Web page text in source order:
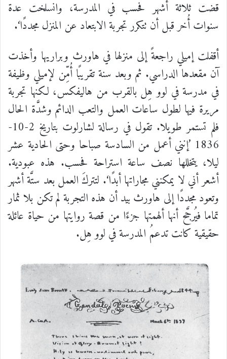
قضت ثلاثة أشهر فحسب في المدرسة، وانسلخت عدة
سنواتأُخرقبلأن تتكررتجربةالابتعاد عن المنزلمجددًا‘.
أقفلت إميلي راجعةً إلى منزلها في هاورث وبراريها وأخذت
آن مقعدها الدراسي. ثم وبعد سنةتقريبًا أُمِّن لإميلي وظيفة
في مدرسةفي لوو هِل بالقرب من هاليفكس، لكنها تجربة
مريرة فيها لطول ساعات العمل والتعب الدائم وشدَّة الحال
فلم تستمر طويلا.تقول في رسالة لشارلوت بتاريخ
2-10-
1836 ’ إنني أعمل من السادسة صباحا وحتى الحادية عشر
ليلا، يتخللها نصف ساعة استراحة فحسب. هذه عبودية.
أشعرأني لا يمكننيمجاراتهاأبدًا‘. لتتركَ العمل بعد ستَّةأشهر
وتعودمجددًاإلى هاورث بيدأن هذه التجربةلمتكن بلا ثمار
تماما فيُرجَّح أنها ألهمتها جزءًا من قصة روايتها من حياة عائلة
حقيقية كانتتدعمُ المدرسةفي لووهِل.